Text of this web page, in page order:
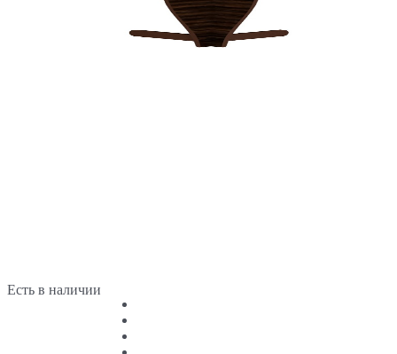
Есть в наличии